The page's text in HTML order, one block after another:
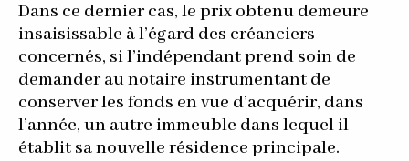
Dans ce dernier cas, le prix obtenu demeure
insaisissable à l’égard des créanciers
concernés, si l’indépendant prend soin de
demander au notaire instrumentant de
conserver les fonds en vue d’acquérir, dans
l’année, un autre immeuble dans lequel il
établit sa nouvelle résidence principale.